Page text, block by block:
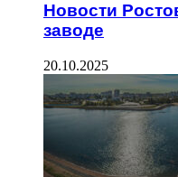
Новости
заводе
20.10.2025